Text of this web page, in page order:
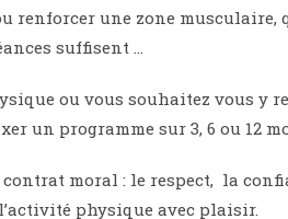
renforcer une zone musculaire,
suffisent …
ou vous souhaitez vous y
un programme sur 3, 6 ou 12
moral : le respect, la
physique avec plaisir.